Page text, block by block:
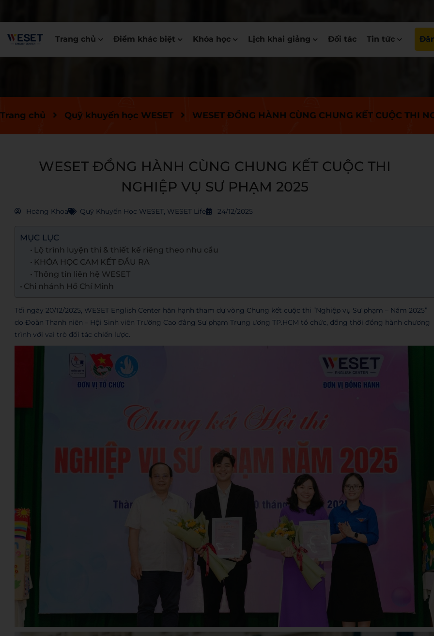
Trang chủ Điểm khác biệt Khóa học Lịch khai giảng Đối tác Tin tức
Trang chủ Quỹ khuyến học WESET WESET ĐỒNG HÀNH CÙNG CHUNG KẾT CUỘC THI
WESET ĐỒNG HÀNH CÙNG CHUNG KẾT CUỘC THI
NGHIỆP VỤ SƯ PHẠM 2025
Hoàng Khoa Quỹ Khuyến Học WESET, WESET Life 24/12/2025
MỤC LỤC
Lộ trình luyện thi & thiết kế riêng theo nhu cầu
KHÓA HỌC CAM KẾT ĐẦU RA
Thông tin liên hệ WESET
Chi nhánh Hồ Chí Minh
Tối ngày 20/12/2025, WESET English Center hân hạnh tham dự vòng Chung kết cuộc thi “Nghiệp vụ Sư phạm – Năm 2025”
do Đoàn Thanh niên – Hội Sinh viên Trường Cao đẳng Sư phạm Trung ương TP.HCM tổ chức, đồng thời đồng hành chương
trình với vai trò đối tác chiến lược.